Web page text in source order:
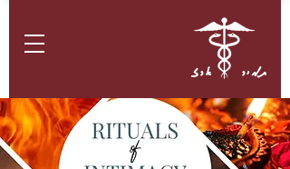
תמיר ארז